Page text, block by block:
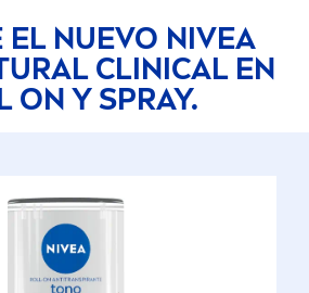
EL NUEVO NIVEA
CLINICAL EN
ON Y SPRAY.